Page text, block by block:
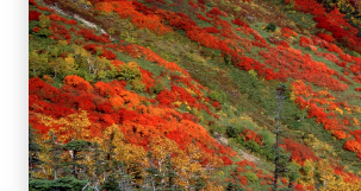
홋카이도 둘러보기
여행 테마로 검색
빗속에서 만끽
7개의 국립공원
절경을 만나는 여행
기초지식